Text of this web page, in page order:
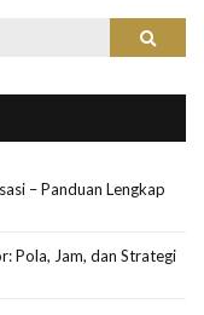
Search
– Panduan Lengkap
Pola, Jam, dan Strategi